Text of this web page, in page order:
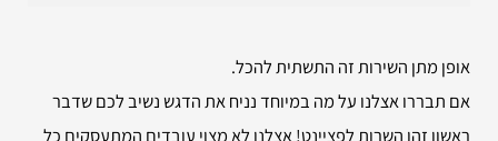
אופן מתן השירות זה התשתית להכל.
אם תבררו אצלנו על מה במיוחד נניח את הדגש נשיב לכם שדבר
ראשון זהו השרות לפציינט! אצלנו לא מצוי עובדים המתעסקים כל